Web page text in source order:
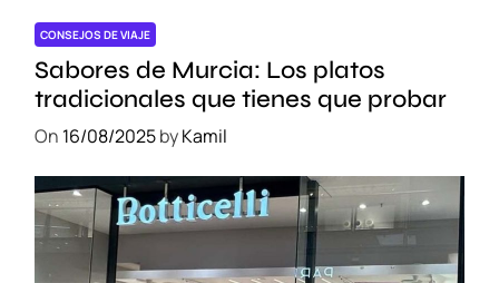
CONSEJOS DE VIAJE
Sabores de Murcia: Los platos
tradicionales que tienes que probar
On 16/08/2025byKamil